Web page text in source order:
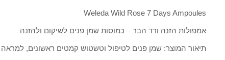
Weleda Wild Rose 7 Days Ampoules
אמפולות הזנה ורד הבר – כמוסות שמן פנים לשיקום ולהזנה
תיאור המוצר: שמן פנים לטיפול וטשטוש קמטים ראשונים, למראה